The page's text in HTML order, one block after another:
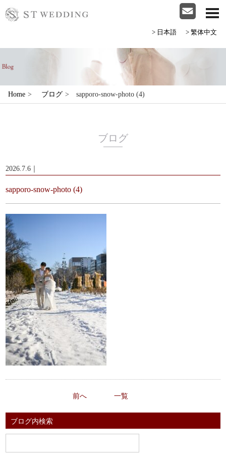
>日本語 >繁体中文
Home > ブログ > sapporo-snow-photo (4)
ブログ
2026.7.6｜
sapporo-snow-photo (4)
前へ 一覧
ブログ内検索